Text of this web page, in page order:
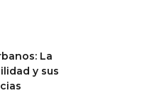
La
y sus